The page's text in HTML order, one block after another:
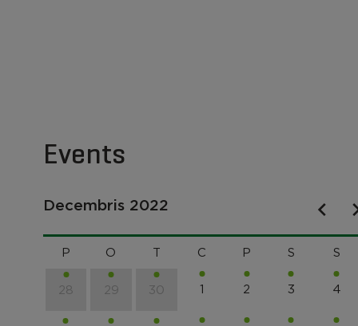
Events
Decembris 2022
P O C P S S
28 29 30 1 2 3 4